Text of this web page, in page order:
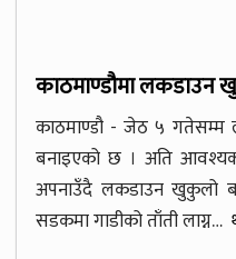
काठमाण्डौमा लकडाउन
काठमाण्डौ - जेठ ५
बनाइएको छ । अति आवश्यक
अपनाउँदै लकडाउन खुकुलो
सडकमा गाडीको ताँती लाग्न…